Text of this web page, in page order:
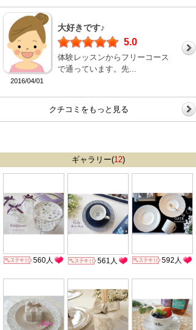
2016/04/01
大好きです♪
5.0
体験レッスンからフリーコース
で通っています。先...
クチコミをもっと見る
ギャラリー(12)
560人 561人 592人